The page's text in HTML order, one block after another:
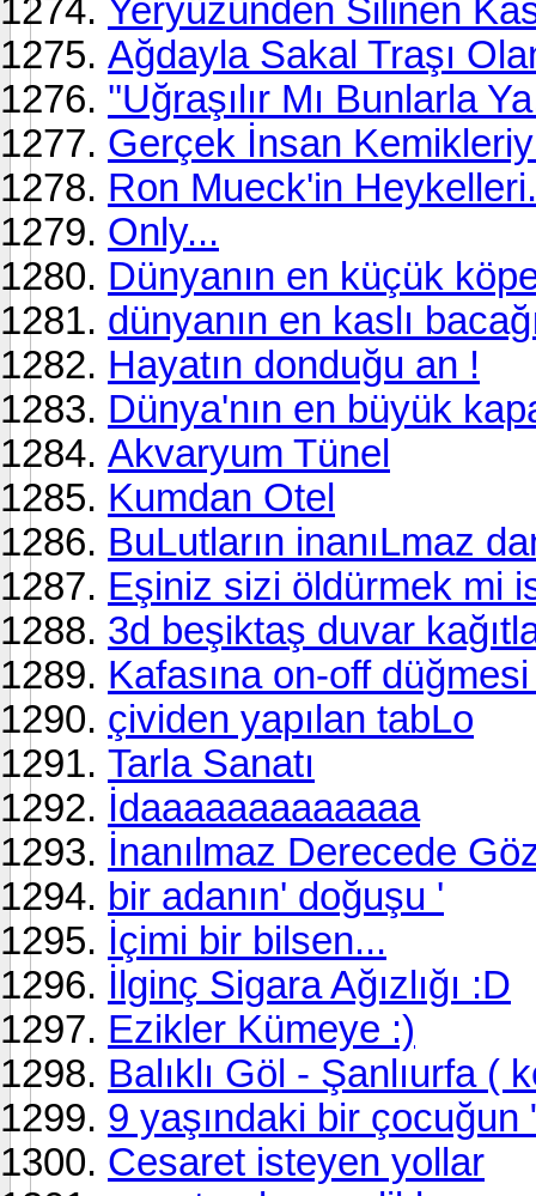
Yeryüzünden Silinen
Ağdayla Sakal Traşı
''Uğraşılır Mı Bunlarla
Gerçek İnsan
Ron Mueck'in
Only...
Dünyanın en küçük
dünyanın en kaslı
Hayatın donduğu an !
Dünya'nın en büyük
Akvaryum Tünel
Kumdan Otel
BuLutların inanıLmaz
Eşiniz sizi öldürmek mi
3d beşiktaş duvar
Kafasına on-off düğmesi
çividen yapılan tabLo
Tarla Sanatı
İdaaaaaaaaaaaaa
İnanılmaz Derecede
bir adanın' doğuşu '
İçimi bir bilsen...
İlginç Sigara Ağızlığı :D
Ezikler Kümeye :)
Balıklı Göl - Şanlıurfa (
9 yaşındaki bir
Cesaret isteyen yollar